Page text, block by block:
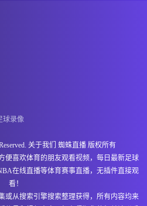
-
08-10 00:00
球录像
关于我们 蜘蛛直播 版权所有
便喜欢体育的朋友观看视频，每日最新足球
在线直播等体育赛事直播，无插件直接观
看！
或从搜索引擎搜索整理获得，所有内容均来